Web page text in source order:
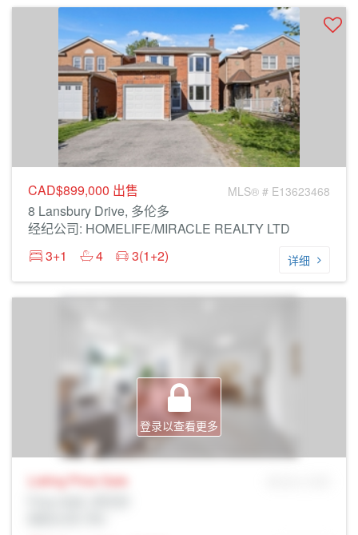
CAD$899,000 出售 MLS® # E13623468
8 Lansbury Drive, 多伦多
经纪公司: HOMELIFE/MIRACLE REALTY LTD
3+1
4 3(1+2) 详细
登录以查看更多
Listing Price Sale